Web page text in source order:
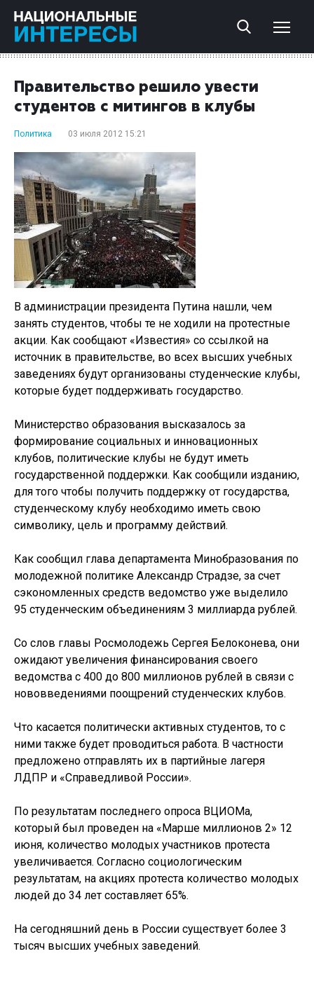
Правительство решило увести
студентов с митингов в клубы
Политика 03 июля 2012 15:21
В администрации президента Путина нашли, чем
занять студентов, чтобы те не ходили на протестные
акции. Как сообщают «Известия» со ссылкой на
источник в правительстве, во всех высших учебных
заведениях будут организованы студенческие клубы,
которые будет поддерживать государство.
Министерство образования высказалось за
формирование социальных и инновационных
клубов, политические клубы не будут иметь
государственной поддержки. Как сообщили изданию,
для того чтобы получить поддержку от государства,
студенческому клубу необходимо иметь свою
символику, цель и программу действий.
Как сообщил глава департамента Минобразования по
молодежной политике Александр Страдзе, за счет
сэкономленных средств ведомство уже выделило
95 студенческим объединениям 3 миллиарда рублей.
Со слов главы Росмолодежь Сергея Белоконева, они
ожидают увеличения финансирования своего
ведомства с 400 до 800 миллионов рублей в связи с
нововведениями поощрений студенческих клубов.
Что касается политически активных студентов, то с
ними также будет проводиться работа. В частности
предложено отправлять их в партийные лагеря
ЛДПР и «Справедливой России».
По результатам последнего опроса ВЦИОМа,
который был проведен на «Марше миллионов 2» 12
июня, количество молодых участников протеста
увеличивается. Согласно социологическим
результатам, на акциях протеста количество молодых
людей до 34 лет составляет 65%.
На сегодняшний день в России существует более 3
тысяч высших учебных заведений.